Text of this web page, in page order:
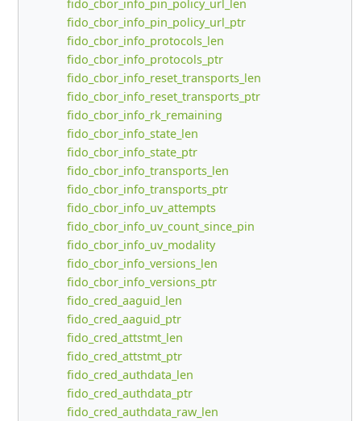
fido_cbor_info_pin_policy_url_len
fido_cbor_info_pin_policy_url_ptr
fido_cbor_info_protocols_len
fido_cbor_info_protocols_ptr
fido_cbor_info_reset_transports_len
fido_cbor_info_reset_transports_ptr
fido_cbor_info_rk_remaining
fido_cbor_info_state_len
fido_cbor_info_state_ptr
fido_cbor_info_transports_len
fido_cbor_info_transports_ptr
fido_cbor_info_uv_attempts
fido_cbor_info_uv_count_since_pin
fido_cbor_info_uv_modality
fido_cbor_info_versions_len
fido_cbor_info_versions_ptr
fido_cred_aaguid_len
fido_cred_aaguid_ptr
fido_cred_attstmt_len
fido_cred_attstmt_ptr
fido_cred_authdata_len
fido_cred_authdata_ptr
fido_cred_authdata_raw_len